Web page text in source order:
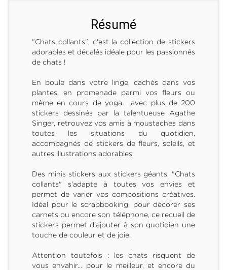
Résumé
"Chats collants", c'est la collection de stickers
adorables et décalés idéale pour les passionnés
de chats !
En boule dans votre linge, cachés dans vos
plantes, en promenade parmi vos fleurs ou
même en cours de yoga… avec plus de 200
stickers dessinés par la talentueuse Agathe
Singer, retrouvez vos amis à moustaches dans
toutes les situations du quotidien,
accompagnés de stickers de fleurs, soleils, et
autres illustrations adorables.
Des minis stickers aux stickers géants, "Chats
collants" s'adapte à toutes vos envies et
permet de varier vos compositions créatives.
Idéal pour le scrapbooking, pour décorer ses
carnets ou encore son téléphone, ce recueil de
stickers permet d'ajouter à son quotidien une
touche de couleur et de joie.
Attention toutefois : les chats risquent de
vous envahir… pour le meilleur, et encore du